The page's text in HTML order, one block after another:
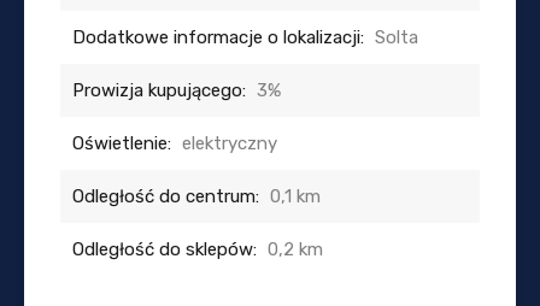
Dodatkowe informacje o lokalizacji: Solta
Prowizja kupującego: 3%
Oświetlenie: elektryczny
Odległość do centrum: 0,1 km
Odległość do sklepów: 0,2 km